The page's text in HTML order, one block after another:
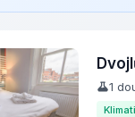
1